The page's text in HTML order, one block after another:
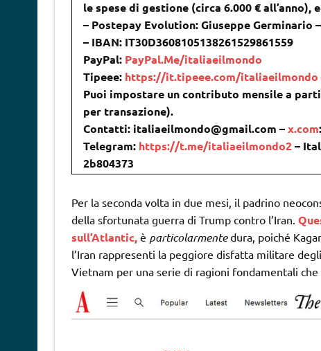
le spese di gestione (circa 6.000 €
– Postepay Evolution: Giuseppe Germinario
– IBAN: IT30D3608105138261529861559
PayPal: PayPal.Me/italiaeilmondo
Tipeee: https://it.tipeee.com/italiaeilmondo
Puoi impostare un contributo mensile a
per transazione).
Contatti: italiaeilmondo@gmail.com –x.com
Telegram: https://t.me/italiaeilmondo2–
2b804373
Per la seconda volta in due mesi, il padrino
della sfortunata guerra di Trump contro l’Iran.
sull’Atlantic,è particolarmentedura, poiché
l’Iran rappresenti la peggiore disfatta militare
Vietnam per una serie di ragioni fondamentali